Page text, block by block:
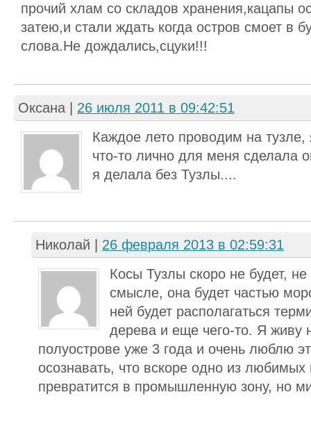
прочий хлам со складов хранения,кацапы
затею,и стали ждать когда остров смоет в
слова.Не дождались,сцуки!!!
Оксана
26 июля 2011 в 09:42:51
Каждое лето проводим на тузле,
что-то лично для меня сделала
я делала без Тузлы....
Николай
26 февраля 2013 в 02:59:31
Косы Тузлы скоро не будет,
смысле, она будет частью
ней будет располагаться
дерева и еще чего-то. Я живу
полуострове уже 3 года и очень люблю
осознавать, что вскоре одно из
превратится в промышленную зону, но